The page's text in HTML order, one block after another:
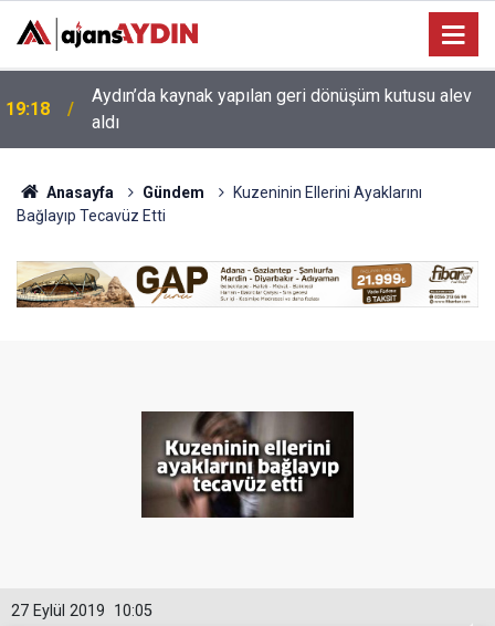
17:34 Aydın’da otomobil karşı şeritteki araca çarptı
Anasayfa Gündem
Kuzeninin Ellerini Ayaklarını
Bağlayıp Tecavüz Etti
10:05
27 Eylül 2019